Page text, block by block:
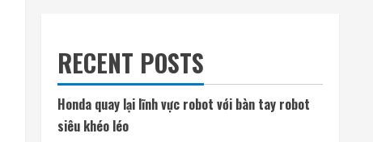
RECENT POSTS
Honda quay lại lĩnh vực robot với bàn tay robot
siêu khéo léo